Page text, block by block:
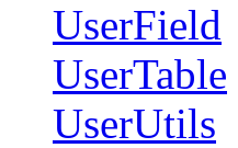
UserField
UserTable
UserUtils